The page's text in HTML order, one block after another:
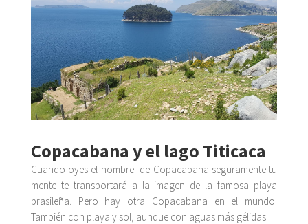
Copacabana y el lago Titicaca
Cuando oyes el nombre de Copacabana seguramente tu
mente te transportará a la imagen de la famosa playa
brasileña. Pero hay otra Copacabana en el mundo.
También con playa y sol, aunque con aguas más gélidas.